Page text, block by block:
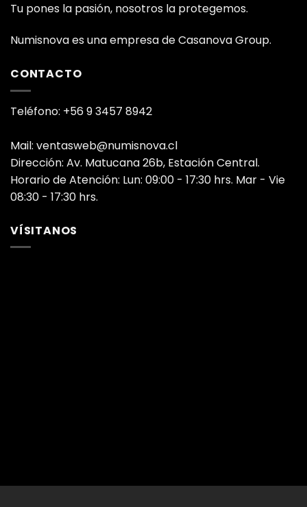
Tu pones la pasión, nosotros la protegemos.
Numisnova es una empresa de Casanova Group.
CONTACTO
Teléfono: +56 9 3457 8942
Mail: ventasweb@numisnova.cl
Dirección: Av. Matucana 26b, Estación Central.
Horario de Atención: Lun: 09:00 - 17:30 hrs. Mar - Vie
08:30 - 17:30 hrs.
VÍSITANOS